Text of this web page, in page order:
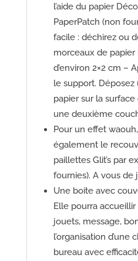
l’aide du papier
PaperPatch (non
facile : déchirez ou
morceaux de papier
d’environ 2×2 cm –
le support.
papier sur la
une deuxième
Pour un effet
également le
paillettes Glit’s par
fournies). A vous de
Une boite avec
Elle pourra
jouets, message,
l’organisation d’une
bureau avec